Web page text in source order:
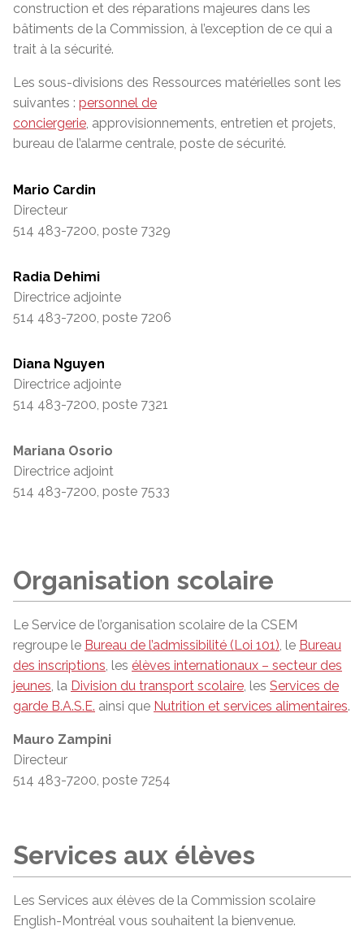
construction et des réparations majeures dans les
bâtiments de la Commission, à l’exception de ce qui a
trait à la sécurité.
Les sous-divisions des Ressources matérielles sont les
suivantes : personnel de
conciergerie, approvisionnements, entretien et projets,
bureau de l’alarme centrale, poste de sécurité.
Mario Cardin
Directeur
514 483-7200, poste 7329
Radia Dehimi
Directrice adjointe
514 483-7200, poste 7206
Diana Nguyen
Directrice adjointe
514 483-7200, poste 7321
Mariana Osorio
Directrice adjoint
514 483-7200, poste 7533
Organisation scolaire
Le Service de l’organisation scolaire de la CSEM
regroupe le Bureau de l’admissibilité (Loi 101) , le Bureau
des inscriptions , les élèves internationaux – secteur des
jeunes , la Division du transport scolaire , les Services de
garde B.A.S.E. ainsi que Nutrition et services alimentaires.
Mauro Zampini
Directeur
514 483-7200, poste 7254
Services aux élèves
Les Services aux élèves de la Commission scolaire
English-Montréal vous souhaitent la bienvenue.